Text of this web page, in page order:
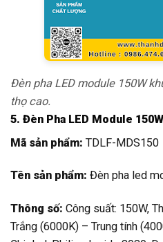
Đèn pha LED module 150W
thọ cao.
5. Đèn Pha LED Module
Mã sản phẩm: TDLF-MDS150
Tên sản phẩm: Đèn pha led
Thông số: Công suất: 150W,
Trắng (6000K) – Trung tính